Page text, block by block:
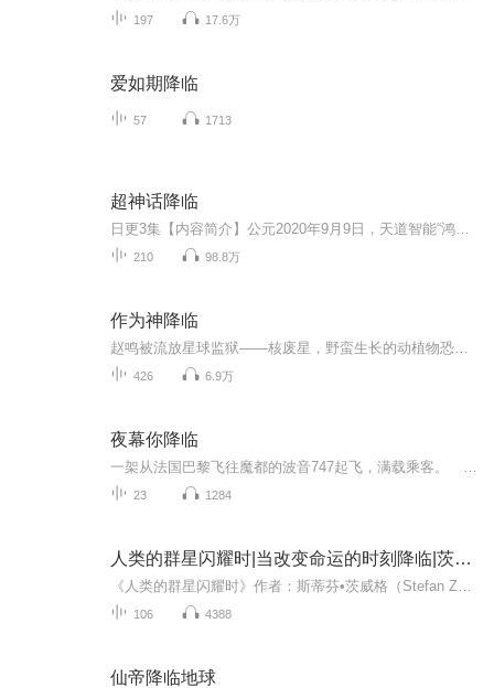
197 17.6万
爱如期降临
57 1713
超神话降临
210 98.8万
作为神降临
426 6.9万
夜幕你降临
23 1284
人类的群星闪耀时|当改变命运的时刻降临|茨威格
106 4388
仙帝降临地球